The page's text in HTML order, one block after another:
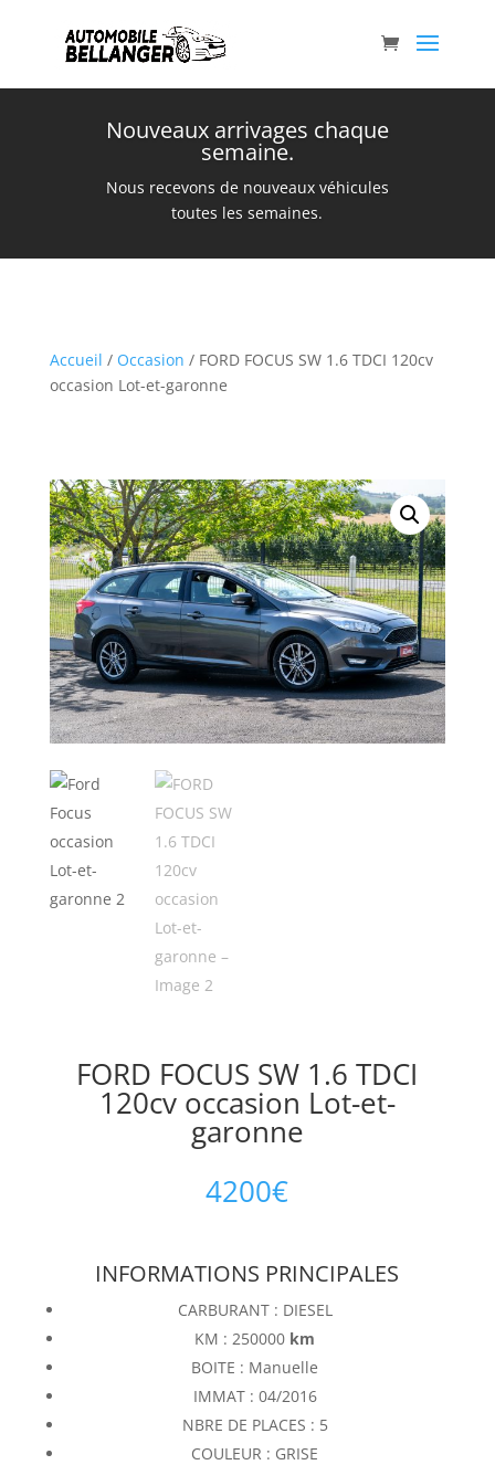
Nouveaux arrivages chaque
semaine.
Nous recevons de nouveaux véhicules
toutes les semaines.
Accueil / Occasion / FORD FOCUS SW 1.6 TDCI 120cv
occasion Lot-et-garonne
FORD FOCUS SW 1.6 TDCI
120cv occasion Lot-et-
garonne
4200€
INFORMATIONS PRINCIPALES
CARBURANT : DIESEL
KM : 250000 km
BOITE : Manuelle
IMMAT : 04/2016
NBRE DE PLACES : 5
COULEUR : GRISE